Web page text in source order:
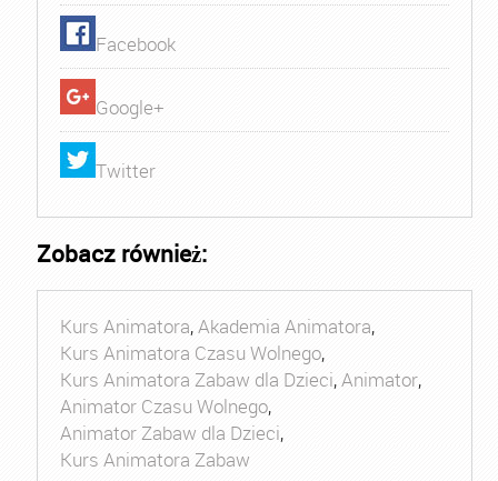
Facebook
Google+
Twitter
Zobacz również:
Kurs Animatora,Akademia Animatora,
Kurs Animatora Czasu Wolnego,
Kurs Animatora Zabaw dla Dzieci,Animator,
Animator Czasu Wolnego,
Animator Zabaw dla Dzieci,
Kurs Animatora Zabaw